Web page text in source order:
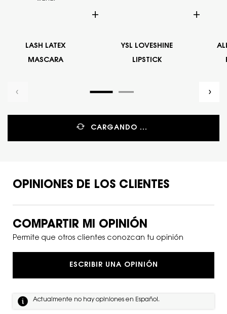
LASH LATEX
MASCARA
YSL LOVESHINE
LIPSTICK
CARGANDO ...
PDP Reviews
OPINIONES DE LOS CLIENTES
COMPARTIR MI OPINIÓN
Permite que otros clientes conozcan tu opinión
ESCRIBIR UNA OPINIÓN
Actualmente no hay opiniones en Español.